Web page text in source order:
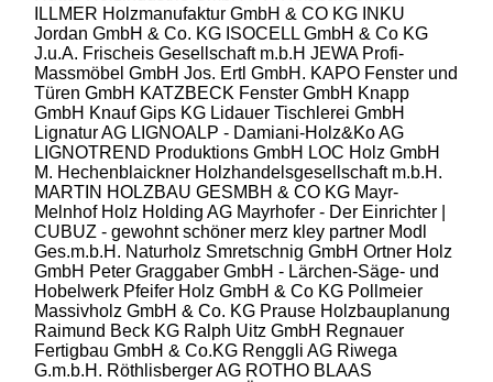
ILLMER Holzmanufaktur GmbH & CO KG INKU
Jordan GmbH & Co. KG ISOCELL GmbH & Co KG
J.u.A. Frischeis Gesellschaft m.b.H JEWA Profi-
Massmöbel GmbH Jos. Ertl GmbH. KAPO Fenster und
Türen GmbH KATZBECK Fenster GmbH Knapp
GmbH Knauf Gips KG Lidauer Tischlerei GmbH
Lignatur AG LIGNOALP - Damiani-Holz&Ko AG
LIGNOTREND Produktions GmbH LOC Holz GmbH
M. Hechenblaickner Holzhandelsgesellschaft m.b.H.
MARTIN HOLZBAU GESMBH & CO KG Mayr-
Melnhof Holz Holding AG Mayrhofer - Der Einrichter |
CUBUZ - gewohnt schöner merz kley partner Modl
Ges.m.b.H. Naturholz Smretschnig GmbH Ortner Holz
GmbH Peter Graggaber GmbH - Lärchen-Säge- und
Hobelwerk Pfeifer Holz GmbH & Co KG Pollmeier
Massivholz GmbH & Co. KG Prause Holzbauplanung
Raimund Beck KG Ralph Uitz GmbH Regnauer
Fertigbau GmbH & Co.KG Renggli AG Riwega
G.m.b.H. Röthlisberger AG ROTHO BLAAS